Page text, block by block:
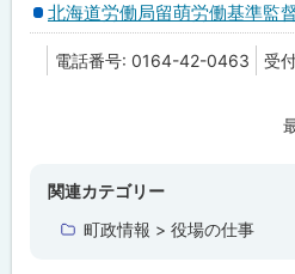
北海道労働局留萌労働基準監
電話番号: 0164-42-0463 受
関連カテゴリー
町政情報 > 役場の仕事